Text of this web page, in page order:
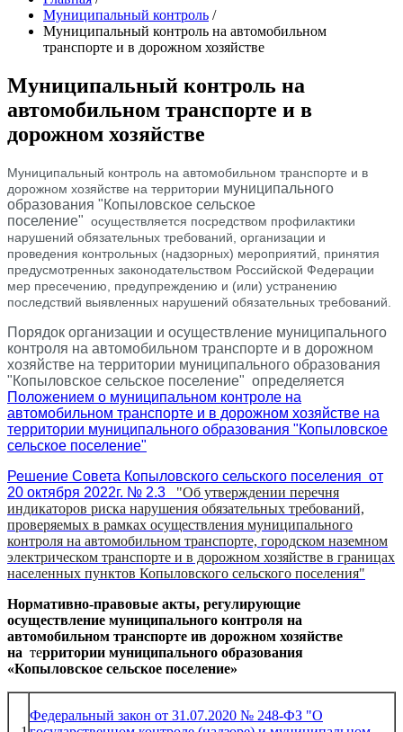
Муниципальный контроль /
Муниципальный контроль на автомобильном
транспорте и в дорожном хозяйстве
Муниципальный контроль на
автомобильном транспорте и в
дорожном хозяйстве
Муниципальный контроль на автомобильном транспорте и в
дорожном хозяйстве на территории муниципального
образования "Копыловское сельское
поселение" осуществляется посредством профилактики
нарушений обязательных требований, организации и
проведения контрольных (надзорных) мероприятий, принятия
предусмотренных законодательством Российской Федерации
мер пресечению, предупреждению и (или) устранению
последствий выявленных нарушений обязательных требований.
Порядок организации и осуществление муниципального
контроля на автомобильном транспорте и в дорожном
хозяйстве на территории муниципального образования
"Копыловское сельское поселение" определяется
Положением о муниципальном контроле на
автомобильном транспорте и в дорожном хозяйстве на
территории муниципального образования "Копыловское
сельское поселение"
Решение Совета Копыловского сельского поселения от
20 октября 2022г. № 2.3
"Об утверждении перечня
индикаторов риска нарушения обязательных требований,
проверяемых в рамках осуществления муниципального
контроля на автомобильном транспорте, городском наземном
электрическом транспорте и в дорожном хозяйстве в границах
населенных пунктов Копыловского сельского поселения"
Нормативно-правовые акты, регулирующие
осуществление муниципального контроля на
автомобильном транспорте ив дорожном хозяйстве
на территории муниципального образования
«Копыловское сельское поселение»
Федеральный закон от 31.07.2020 № 248-ФЗ "О